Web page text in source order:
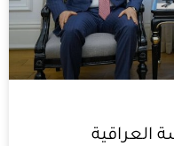
العراقية